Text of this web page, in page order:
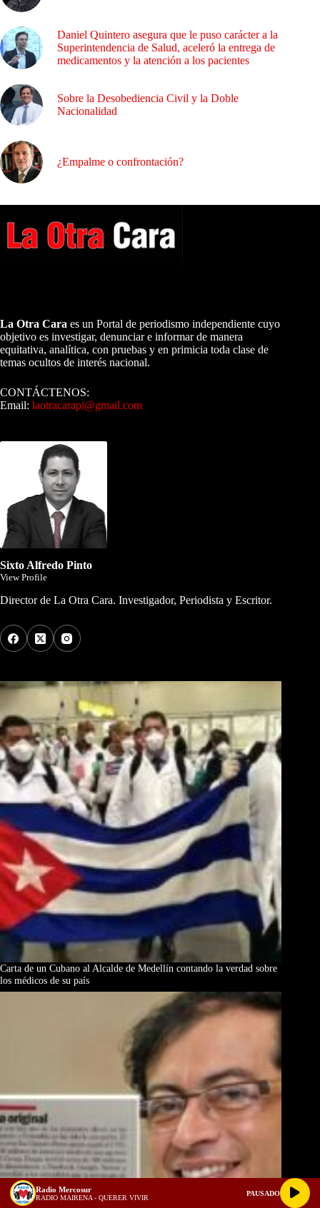
Daniel Quintero asegura que le puso carácter a la
Superintendencia de Salud, aceleró la entrega de
medicamentos y la atención a los pacientes
Sobre la Desobediencia Civil y la Doble
Nacionalidad
¿Empalme o confrontación?
La Otra Cara es un Portal de periodismo independiente cuyo
objetivo es investigar, denunciar e informar de manera
equitativa, analítica, con pruebas y en primicia toda clase de
temas ocultos de interés nacional.
CONTÁCTENOS:
Email: laotracarapi@gmail.com
Sixto Alfredo Pinto
View Profile
Director de La Otra Cara. Investigador, Periodista y Escritor.
Carta de un Cubano al Alcalde de Medellín contando la verdad sobre
los médicos de su país
Radio Mercosur
RADIO MAIRENA - QUERER VIVIR
PAUSADO